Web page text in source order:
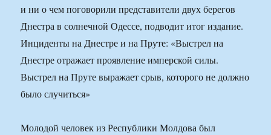
и ни о чем поговорили представители двух берегов
Днестра в солнечной Одессе, подводит итог издание.
Инциденты на Днестре и на Пруте: «Выстрел на
Днестре отражает проявление имперской силы.
Выстрел на Пруте выражает срыв, которого не должно
было случиться»
Молодой человек из Республики Молдова был